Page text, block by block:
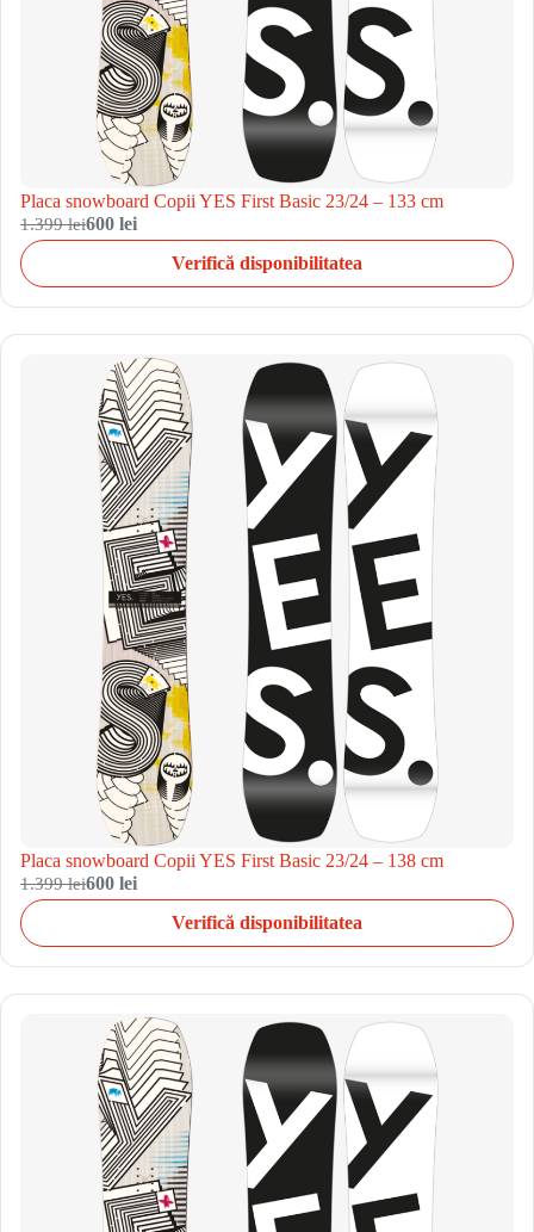
Placa snowboard Copii YES First Basic 23/24 – 133 cm
1.399 lei600 lei
Verifică disponibilitatea
Placa snowboard Copii YES First Basic 23/24 – 138 cm
1.399 lei600 lei
Verifică disponibilitatea